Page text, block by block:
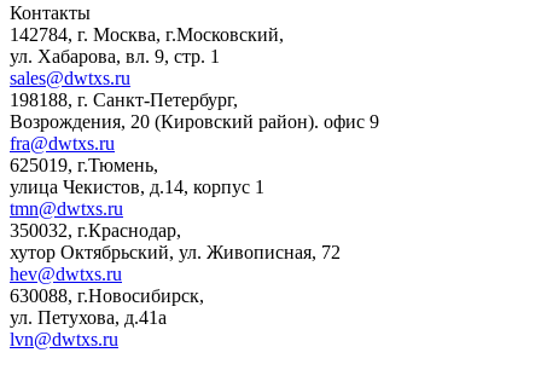
Контакты
142784, г. Москва, г.Московский,
ул. Хабарова, вл. 9, стр. 1
sales@dwtxs.ru
198188, г. Санкт-Петербург,
Возрождения, 20 (Кировский район). офис 9
fra@dwtxs.ru
625019, г.Тюмень,
улица Чекистов, д.14, корпус 1
tmn@dwtxs.ru
350032, г.Краснодар,
хутор Октябрьский, ул. Живописная, 72
hev@dwtxs.ru
630088, г.Новосибирск,
ул. Петухова, д.41а
lvn@dwtxs.ru